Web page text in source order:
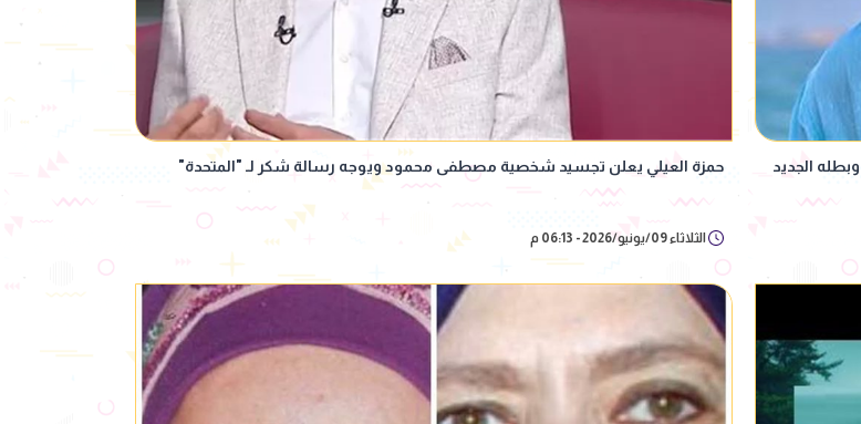
حمزة العيلي يعلن تجسيد شخصية مصطفى محمود ويوجه رسالة شكر لـ "المتحدة"
الثلاثاء 09/يونيو/2026 - 06:13 م